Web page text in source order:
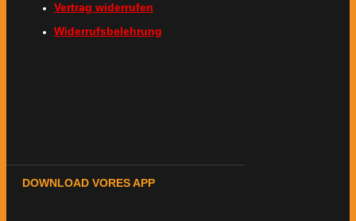
Vertrag widerrufen
Widerrufsbelehrung
DOWNLOAD VORES APP